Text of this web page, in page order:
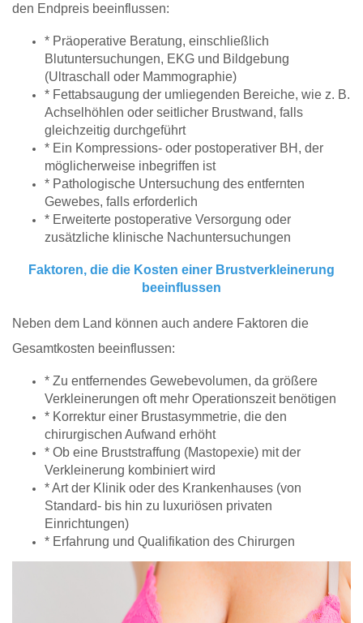
den Endpreis beeinflussen:
* Präoperative Beratung, einschließlich
Blutuntersuchungen, EKG und Bildgebung
(Ultraschall oder Mammographie)
* Fettabsaugung der umliegenden Bereiche, wie z. B.
Achselhöhlen oder seitlicher Brustwand, falls
gleichzeitig durchgeführt
* Ein Kompressions- oder postoperativer BH, der
möglicherweise inbegriffen ist
* Pathologische Untersuchung des entfernten
Gewebes, falls erforderlich
* Erweiterte postoperative Versorgung oder
zusätzliche klinische Nachuntersuchungen
Faktoren, die die Kosten einer Brustverkleinerung
beeinflussen
Neben dem Land können auch andere Faktoren die
Gesamtkosten beeinflussen:
* Zu entfernendes Gewebevolumen, da größere
Verkleinerungen oft mehr Operationszeit benötigen
* Korrektur einer Brustasymmetrie, die den
chirurgischen Aufwand erhöht
* Ob eine Bruststraffung (Mastopexie) mit der
Verkleinerung kombiniert wird
* Art der Klinik oder des Krankenhauses (von
Standard- bis hin zu luxuriösen privaten
Einrichtungen)
* Erfahrung und Qualifikation des Chirurgen